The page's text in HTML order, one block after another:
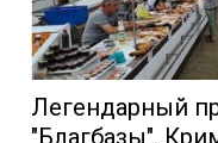
Легендарный